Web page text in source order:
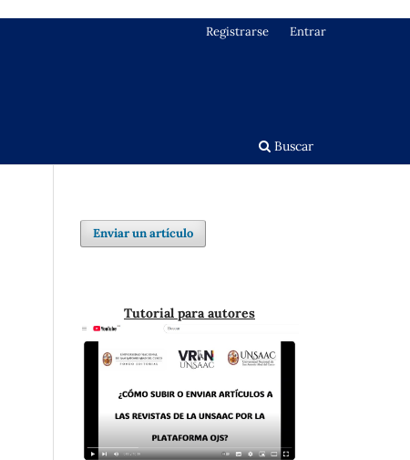
Buscar
Registrarse Entrar
Enviar un artículo
Tutorial para autores